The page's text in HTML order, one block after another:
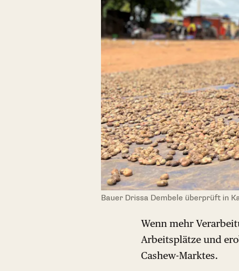
Bauer Drissa Dembele überprüft in
Wenn mehr
Arbeitsplätze und
Cashew-Marktes.